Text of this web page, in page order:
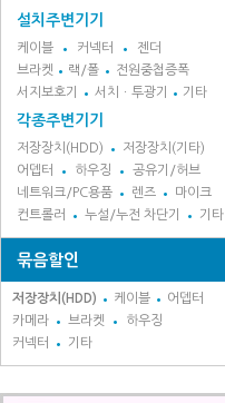
설치주변기기
케이블 커넥터
젠더
브라켓
랙/폴
전원중첩증폭
서지보호기
서치ㆍ투광기 기타
각종주변기기
저장장치(HDD)
저장장치(기타)
어뎁터
하우징
공유기/허브
네트워크/PC용품
렌즈
마이크
컨트롤러
누설/누전 차단기 기타
묶음할인
저장장치(HDD) 케이블
어뎁터
카메라
브라켓
하우징
커넥터
기타